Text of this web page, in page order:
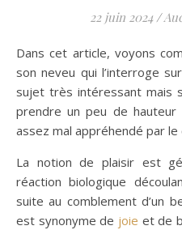
22 juin 2024 /
Dans cet article, voyons comment Oncle Michel répond à
son neveu qui l’interroge
sujet très intéressant mais
prendre un peu de
assez mal appréhendé par
La notion de plaisir est
réaction biologique
suite au comblement d’un
est synonyme de joie et de